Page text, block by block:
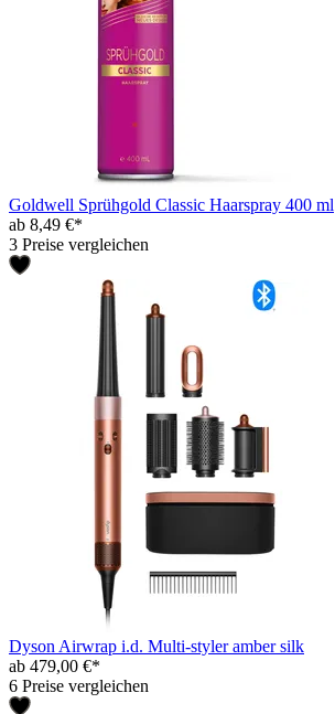
Goldwell Sprühgold Classic Haarspray 400 ml
ab 8,49 €*
3 Preise vergleichen
Dyson Airwrap i.d. Multi-styler amber silk
ab 479,00 €*
6 Preise vergleichen